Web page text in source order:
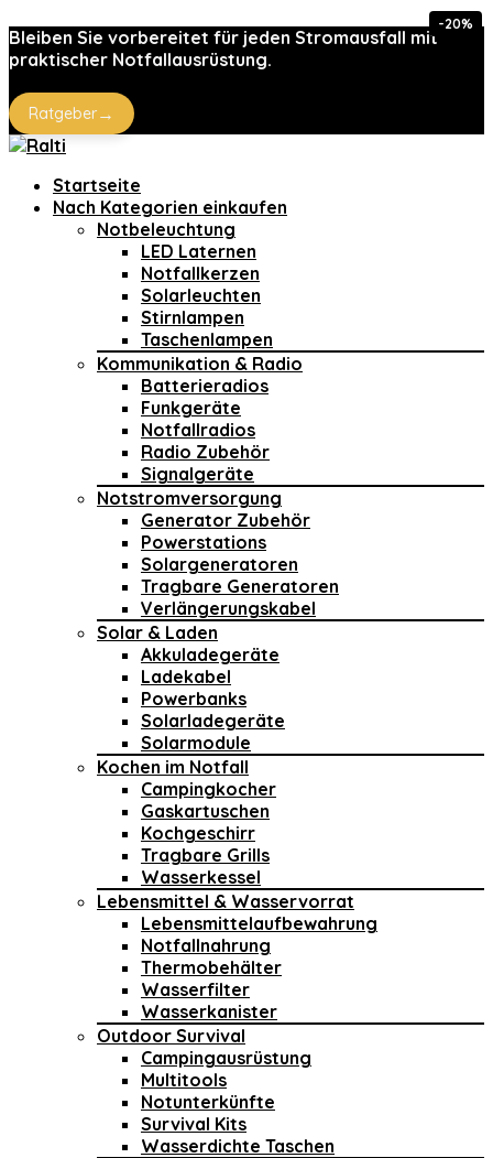
Bleiben Sie vorbereitet für jeden Stromausfall mit
praktischer Notfallausrüstung.
Ratgeber→
Startseite
Nach Kategorien einkaufen
Notbeleuchtung
LED Laternen
Notfallkerzen
Solarleuchten
Stirnlampen
Taschenlampen
Kommunikation & Radio
Batterieradios
Funkgeräte
Notfallradios
Radio Zubehör
Signalgeräte
Notstromversorgung
Generator Zubehör
Powerstations
Solargeneratoren
Tragbare Generatoren
Verlängerungskabel
Solar & Laden
Akkuladegeräte
Ladekabel
Powerbanks
Solarladegeräte
Solarmodule
Kochen im Notfall
Campingkocher
Gaskartuschen
Kochgeschirr
Tragbare Grills
Wasserkessel
Lebensmittel & Wasservorrat
Lebensmittelaufbewahrung
Notfallnahrung
Thermobehälter
Wasserfilter
Wasserkanister
Outdoor Survival
Campingausrüstung
Multitools
Notunterkünfte
Survival Kits
Wasserdichte Taschen
-20%